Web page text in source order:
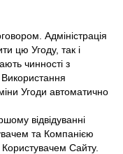
Адміністрація
цю Угоду, так і
чинності з
Угоди автоматично
відвідуванні
та Компанією
Сайту.